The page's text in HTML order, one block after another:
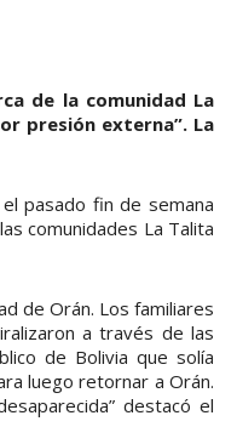
de la comunidad La
presión externa”. La
pasado fin de semana
comunidades La Talita
de Orán. Los familiares
a través de las
de Bolivia que solía
luego retornar a Orán.
destacó el